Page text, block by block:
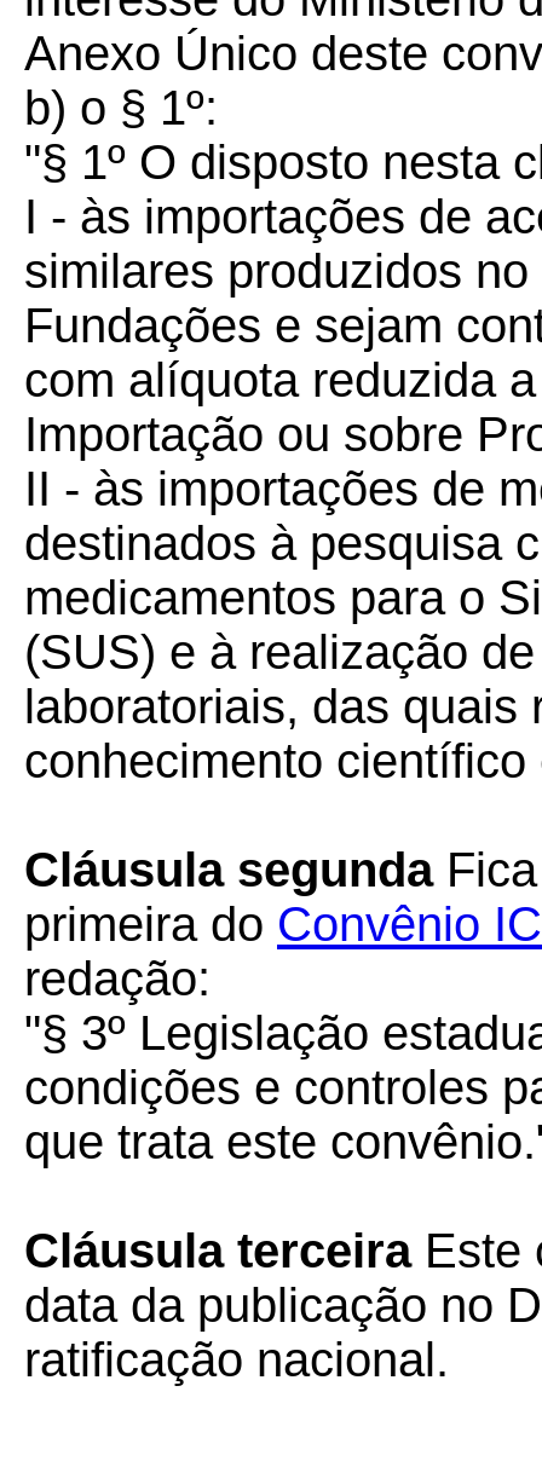
Anexo Único deste
b) o § 1º:
"§ 1º O disposto nesta
I - às importações de
similares produzidos
Fundações e sejam
com alíquota reduzida
Importação ou sobre
II - às importações de
destinados à pesquisa
medicamentos para o
(SUS) e à realização
laboratoriais, das quais
conhecimento
Cláusula segundaFica
primeira do Convênio
redação:
"§ 3º Legislação
condições e controles
que trata este
Cláusula terceiraEste
data da publicação no
ratificação nacional.